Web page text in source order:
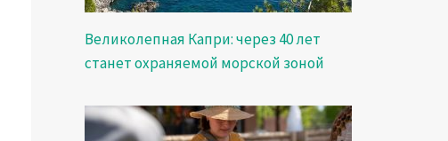
Великолепная Капри: через 40 лет
станет охраняемой морской зоной